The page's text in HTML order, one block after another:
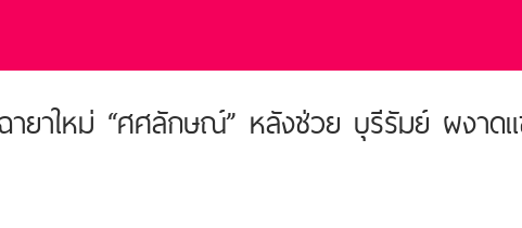
ายาใหม่ “ศศลักษณ์” หลังช่วย บุรีรัมย์ ผงาด